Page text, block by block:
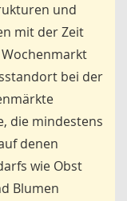
und
mit der Zeit
bei der
die mindestens
denen
wie Obst
Blumen